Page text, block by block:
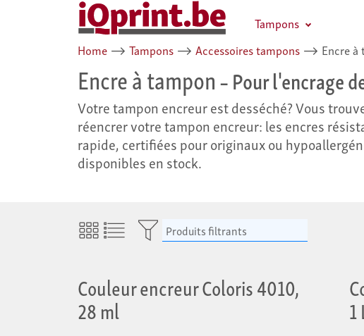
Tampons
Home ⟶ Tampons ⟶ Accessoires tampons ⟶ Encre à
Encre à tampon– Pour l'encrage
Votre tampon encreur est desséché? Vous
réencrer votre tampon encreur: les encres
rapide, certifiées pour originaux ou
disponibles en stock.
Produits filtrants
Couleur encreur Coloris 4010,
28 ml